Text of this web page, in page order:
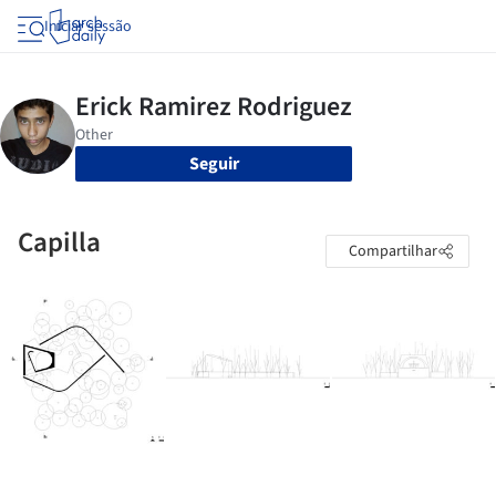
Iniciar sessão
Seguir
Capilla Compartilhar